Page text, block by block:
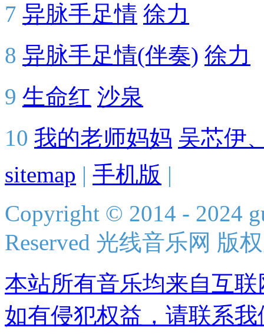
7 异脉手足情 徐力
8 异脉手足情(伴奏) 徐力
9 生命红 沙泉
10 我的老师妈妈 吴芯伊
sitemap | 手机版 |
Copyright © 2014 - 2024
Reserved 光线音乐网 版
本站所有音乐均来自互
如有侵犯权益，请联系